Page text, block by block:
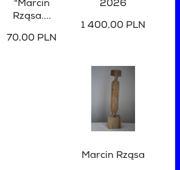
"Marcin
Rząsa....
70,00 PLN
2026
1 400,00 PLN
Marcin Rząsa